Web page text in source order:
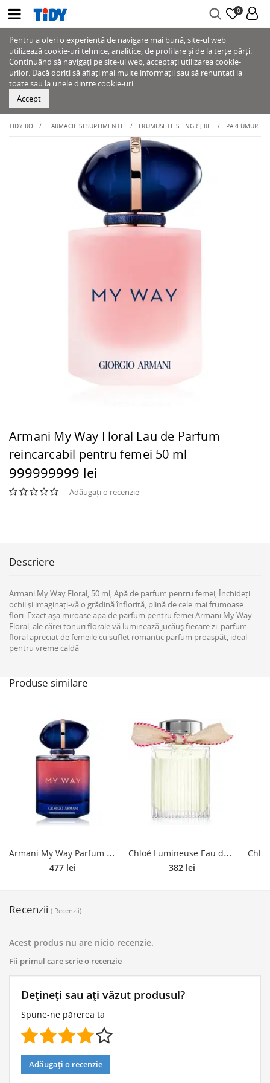
0
Pentru a oferi o experiență de navigare mai bună, site-ul web
utilizează cookie-uri tehnice, analitice, de profilare și de la terțe părți.
Continuând să navigați pe site-ul web, acceptați utilizarea cookie-
urilor. Dacă doriți să aflați mai multe informații sau să renunțați la
toate sau la unele dintre cookie-uri.
Accept
TIDY.RO FARMACIE SI SUPLIMENTE FRUMUSETE SI INGRIJIRE PARFUMURI
Armani My Way Floral Eau de Parfum
reincarcabil pentru femei 50 ml
999999999 lei
Adăugați o recenzie
Descriere
Armani My Way Floral, 50 ml, Apă de parfum pentru femei, Închideți
ochii și imaginați-vă o grădină înflorită, plină de cele mai frumoase
flori. Exact așa miroase apa de parfum pentru femei Armani My Way
Floral, ale cărei tonuri florale vă luminează jucăuș fiecare zi. parfum
floral apreciat de femeile cu suflet romantic parfum proaspăt, ideal
pentru vreme caldă
Produse similare
A
rmani My Way Parfum parfum reincarcabil pentru femei 50 ml
477 lei
C
hloé Lumineuse Eau de Parfum reincarcabil pentru femei 100 ml
382 lei
Recenzii ( Recenzii)
Acest produs nu are nicio recenzie.
Fii primul care scrie o recenzie
Dețineți sau ați văzut produsul?
Spune-ne părerea ta
Adăugați o recenzie